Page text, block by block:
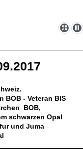
BOB - Veteran BIS
BOB,
schwarzen Opal
und Juma